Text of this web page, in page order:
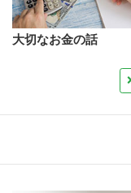
大切なお金の話